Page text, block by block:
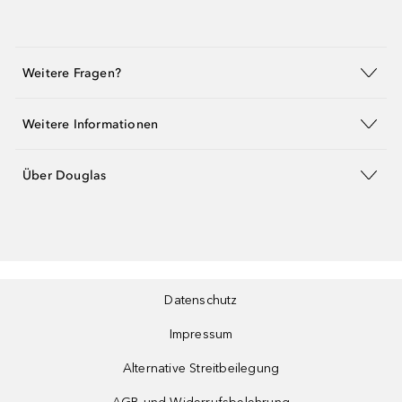
Weitere Fragen?
Weitere Informationen
Über Douglas
Datenschutz
Impressum
Alternative Streitbeilegung